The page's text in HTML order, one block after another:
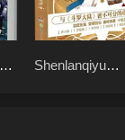
Shenlanqiyu